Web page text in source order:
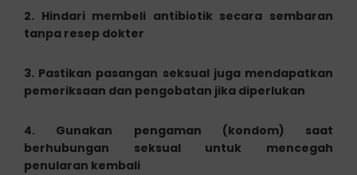
2. Hindari membeli antibiotik secara sembaran
tanpa resep dokter
3. Pastikan pasangan seksual juga mendapatkan
pemeriksaan dan pengobatan jika diperlukan
4. Gunakan pengaman (kondom) saat
berhubungan seksual untuk mencegah
penularan kembali